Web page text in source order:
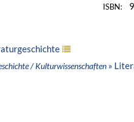
ISBN:
/ Kulturwissenschaften »